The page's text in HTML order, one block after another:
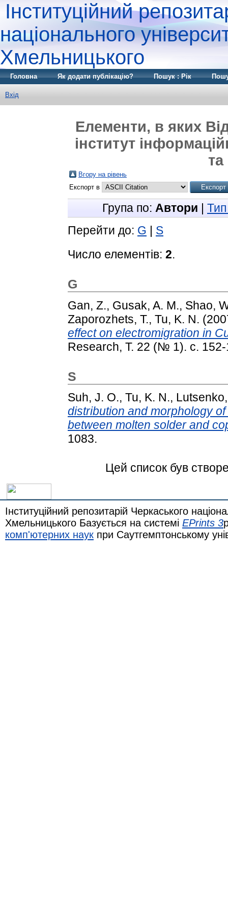
Інституційний
національного
Хмельницького
Головна Як додати публікацію? Пошук : Рік
Вхід
Елементи, в яких
інститут
та
Вгору на рівень
Експорт в
Група по: Автори |
Перейти до: G | S
Число елементів: 2.
G
Gan, Z., Gusak, A. M., Shao,
Zaporozhets, T., Tu, K. N.
effect on electromigration in
Research, Т. 22 (№ 1). с.
S
Suh, J. O., Tu, K. N.,
distribution and morphology
between molten solder and
1083.
Цей список був
Інституційний репозитарій Черкаського
Хмельницького Базується на системі EPrints 3
комп'ютерних наук при Саутгемптонському